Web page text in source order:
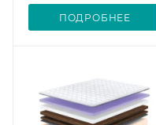
ПОДРОБНЕЕ